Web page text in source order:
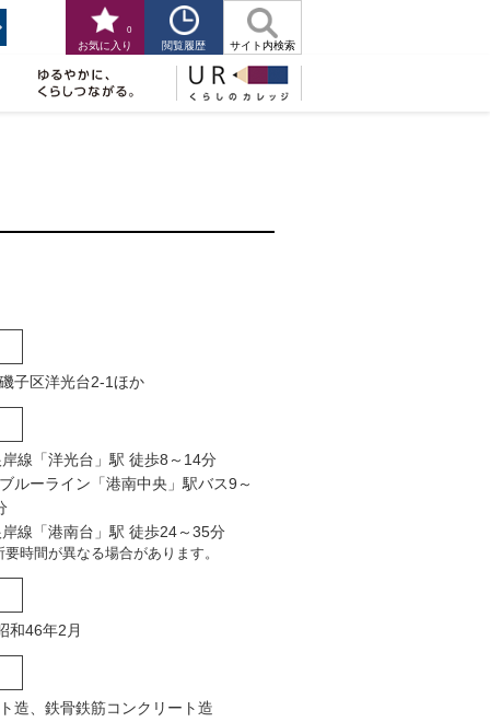
お気に入り
0
閲覧履歴 サイト内検索
子区洋光台2-1ほか
線「洋光台」駅 徒歩8～14分
ルーライン「港南中央」駅バス9～
線「港南台」駅 徒歩24～35分
時間が異なる場合があります。
和46年2月
造、鉄骨鉄筋コンクリート造